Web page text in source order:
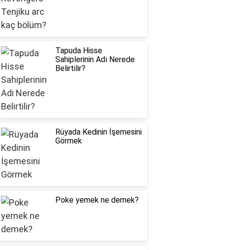
Tapuda Hisse
Sahiplerinin Adı Nerede
Belirtilir?
Rüyada Kedinin İşemesini
Görmek
Poke yemek ne demek?